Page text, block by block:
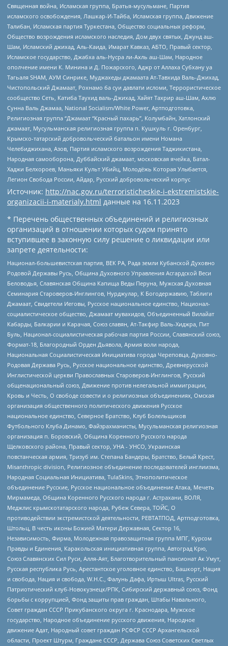
Священная война, Исламская группа, Братья-мусульмане, Партия
исламского освобождения, Лашкар-И-Тайба, Исламская группа, Движение
Талибан, Исламская партия Туркестана, Общество социальных реформ,
Общество возрождения исламского наследия, Дом двух святых, Джунд аш-
Шам, Исламский джихад, Аль-Каида, Имарат Кавказ, АБТО, Правый сектор,
Исламское государство, Джабха аль-Нусра ли-Ахль аш-Шам, Народное
ополчение имени К. Минина и Д. Пожарского, Аджр от Аллаха Субхану уа
Тагьаля SHAM, АУМ Синрике, Муджахеды джамаата Ат-Тавхида Валь-Джихад,
Чистопольский Джамаат, Рохнамо ба суи давлати исломи, Террористическое
сообщество Сеть, Катиба Таухид валь-Джихад, Хайят Тахрир аш-Шам, Ахлю
Сунна Валь Джамаа, National Socialism/White Power, Артподготовка,
Религиозная группа “Джамаат “Красный пахарь”, Колумбайн, Хатлонский
джамаат, Мусульманская религиозная группа п. Кушкуль г. Оренбург,
Крымско-татарский добровольческий батальон имени Номана
Челебиджихана, Азов, Партия исламского возрождения Таджикистана,
Народная самооборона, Дуббайский джамаат, московская ячейка, Батал-
Хаджи Белхороев, Маньяки Культ Убийц, Молодёжь Которая Улыбается,
Легион Свобода России, Айдар, Русский добровольческий корпус
Источник: http://nac.gov.ru/terroristicheskie-i-ekstremistskie-
organizacii-i-materialy.html данные на 16.11.2023
* Перечень общественных объединений и религиозных
организаций в отношении которых судом принято
вступившее в законную силу решение о ликвидации или
запрете деятельности:
Национал-большевистская партия, ВЕК РА, Рада земли Кубанской Духовно
Родовой Державы Русь, Община Духовного Управления Асгардской Веси
Беловодья, Славянская Община Капища Веды Перуна, Мужская Духовная
Семинария Староверов-Инглингов, Нурджулар, К Богодержавию, Таблиги
Джамаат, Свидетели Иеговы, Русское национальное единство, Национал-
социалистическое общество, Джамаат мувахидов, Объединенный Вилайат
Кабарды, Балкарии и Карачая, Союз славян, Ат-Такфир Валь-Хиджра, Пит
Буль, Национал-социалистическая рабочая партия России, Славянский союз,
Формат-18, Благородный Орден Дьявола, Армия воли народа,
Национальная Социалистическая Инициатива города Череповца, Духовно-
Родовая Держава Русь, Русское национальное единство, Древнерусской
Инглистической церкви Православных Староверов-Инглингов, Русский
общенациональный союз, Движение против нелегальной иммиграции,
Кровь и Честь, О свободе совести и о религиозных объединениях, Омская
организация общественного политического движения Русское
национальное единство, Северное Братство, Клуб Болельщиков
Футбольного Клуба Динамо, Файзрахманисты, Мусульманская религиозная
организация п. Боровский, Община Коренного Русского народа
Щелковского района, Правый сектор, УНА - УНСО, Украинская
повстанческая армия, Тризуб им. Степана Бандеры, Братство, Белый Крест,
Misanthropic division, Религиозное объединение последователей инглиизма,
Народная Социальная Инициатива, TulaSkins, Этнополитическое
объединение Русские, Русское национальное объединение Атака, Мечеть
Мирмамеда, Община Коренного Русского народа г. Астрахани, ВОЛЯ,
Меджлис крымскотатарского народа, Рубеж Севера, ТОЙС, О
противодействии экстремистской деятельности, РЕВТАТПОД, Артподготовка,
Штольц, В честь иконы Божией Матери Державная, Сектор 16,
Независимость, Фирма, Молодежная правозащитная группа МПГ, Курсом
Правды и Единения, Каракольская инициативная группа, Автоград Крю,
Союз Славянских Сил Руси, Алля-Аят, Благотворительный пансионат Ак Умут,
Русская республика Русь, Арестантское уголовное единство, Башкорт, Нация
и свобода, Нация и свобода, W.H.С., Фалунь Дафа, Иртыш Ultras, Русский
Патриотический клуб-Новокузнецк/РПК, Сибирский державный союз, Фонд
борьбы с коррупцией, Фонд защиты прав граждан, Штабы Навального,
Совет граждан СССР Прикубанского округа г. Краснодара, Мужское
государство, Народное объединение русского движения, Народное
движение Адат, Народный совет граждан РСФСР СССР Архангельской
области, Проект Штурм, Граждане СССР, Держава Союз Советских Светлых